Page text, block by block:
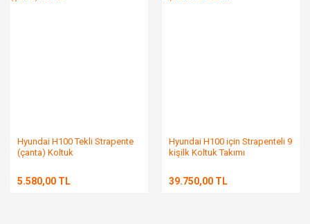
Hyundai H100 Tekli Strapente
(çanta) Koltuk
5.580,00 TL
Hyundai H100 için Strapenteli 9
kişilk Koltuk Takımı
39.750,00 TL